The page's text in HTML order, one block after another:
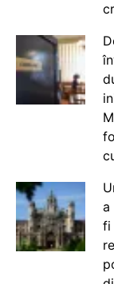
a
fi